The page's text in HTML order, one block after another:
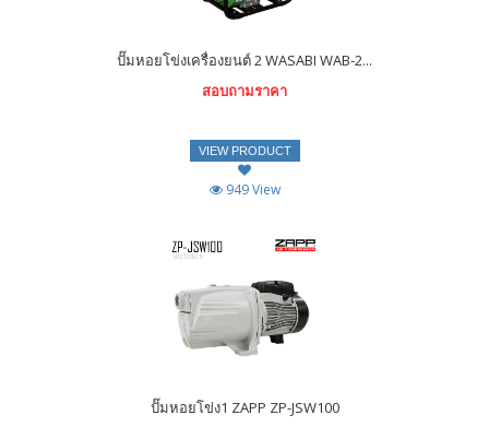
ปั๊มหอยโข่งเครื่องยนต์ 2 WASABI WAB-2...
สอบถามราคา
VIEW PRODUCT
949 View
ปั๊มหอยโข่ง1 ZAPP ZP-JSW100